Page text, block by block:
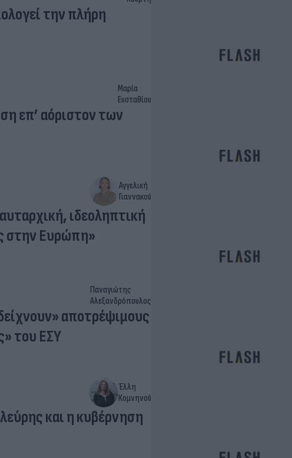
την πλήρη
Μαρία
Ευσταθίου
επ’ αόριστον των
Αγγελική
Γιαννακού
ιδεοληπτική
στην Ευρώπη»
Παναγιώτης
Αλεξανδρόπουλος
αποτρέψιμους
του ΕΣΥ
Έλλη
Κομνηνού
και η κυβέρνηση